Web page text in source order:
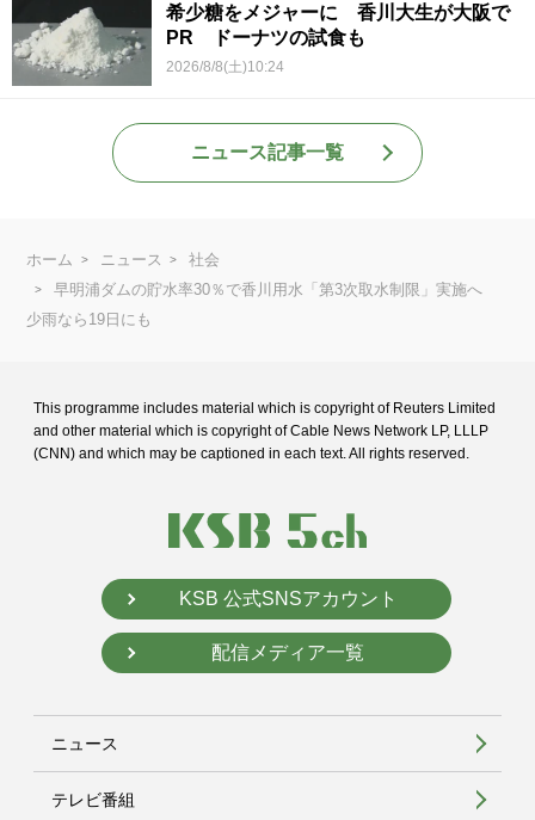
希少糖をメジャーに 香川大生が大阪で
PR ドーナツの試食も
2026/8/8(土)10:24
ニュース記事一覧
ホーム ニュース
社会
早明浦ダムの貯水率30％で香川用水「第3次取水制限」実施へ
少雨なら19日にも
This programme includes material which is copyright of Reuters Limited
and other material which is copyright of Cable News Network LP, LLLP
(CNN) and which may be captioned in each text. All rights reserved.
KSB 公式SNSアカウント
配信メディア一覧
ニュース
テレビ番組